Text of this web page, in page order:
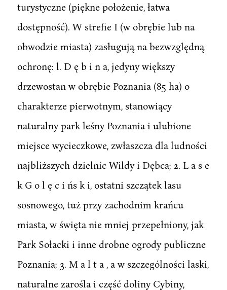
turystyczne (piękne położenie, łatwa
dostępność). W strefie I (w obrębie lub na
obwodzie miasta) zasługują na bezwzględną
ochronę: l. D ę b i n a, jedyny większy
drzewostan w obrębie Poznania (85 ha) o
charakterze pierwotnym, stanowiący
naturalny park leśny Poznania i ulubione
miejsce wycieczkowe, zwłaszcza dla ludności
najbliższych dzielnic Wildy i Dębca; 2. L a s e
k G o l ę c i ńs k i, ostatni szczątek lasu
sosnowego, tuż przy zachodnim krańcu
miasta, w święta nie mniej przepełniony, jak
Park Sołacki i inne drobne ogrody publiczne
Poznania; 3. M a l t a , a w szczególności laski,
naturalne zarośla i część doliny Cybiny,